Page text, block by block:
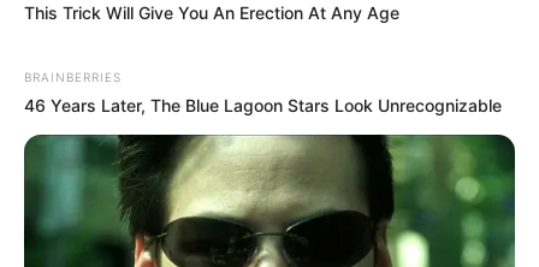
-ad4
🔍 Impacto e próximos passos
Com mais de 80% dos pacientes com enfarte sem complicações
recebendo alta com betabloqueadores,a mudança nas diretrizes
pode afetar milhões de pessoas em todo o mundo.
This Trick Will Give You An Erection At Any Age
BRAINBERRIES
46 Years Later, The Blue Lagoon Stars Look Unrecognizable